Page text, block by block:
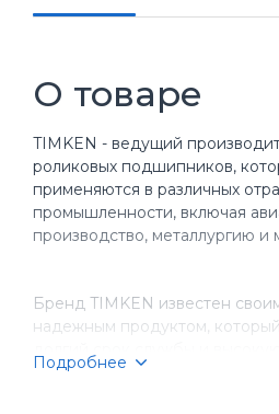
О товаре
TIMKEN - ведущий
роликовых подшипников,
применяются в различных
промышленности, включая
производство, металлургию и
Бренд TIMKEN известен
надежным продуктом,
оборудования. Компания
Подробнее